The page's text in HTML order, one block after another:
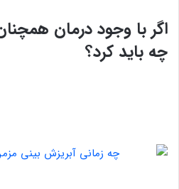
اگر با وجود درمان
چه باید کرد؟